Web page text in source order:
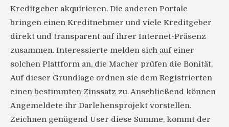
Kreditgeber akquirieren. Die anderen Portale
bringen einen Kreditnehmer und viele Kreditgeber
direkt und transparent auf ihrer Internet-Präsenz
zusammen. Interessierte melden sich auf einer
solchen Plattform an, die Macher prüfen die Bonität.
Auf dieser Grundlage ordnen sie dem Registrierten
einen bestimmten Zinssatz zu. Anschließend können
Angemeldete ihr Darlehensprojekt vorstellen.
Zeichnen genügend User diese Summe, kommt der